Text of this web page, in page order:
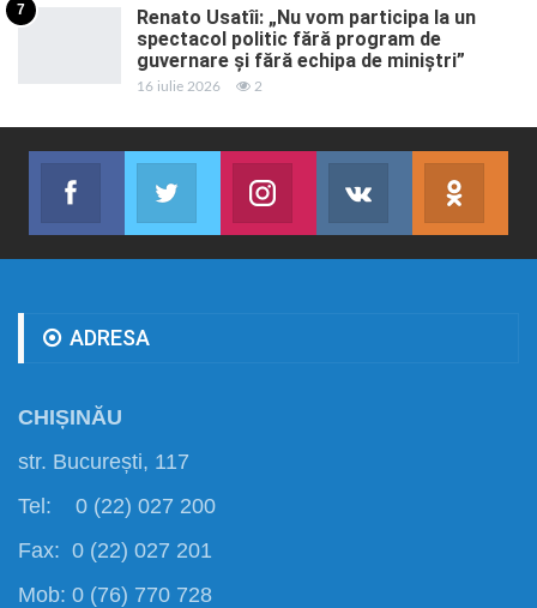
7
Renato Usatîi: „Nu vom participa la un
spectacol politic fără program de
guvernare și fără echipa de miniștri”
16 iulie 2026 2
Facebook
Abonează-te
Twitter
Join us on TwitterJoin us on Instagram
Abonează-te
ADRESA
CHIȘINĂU
str. București, 117
Tel: 0 (22) 027 200
Fax: 0 (22) 027 201
Mob: 0 (76) 770 728